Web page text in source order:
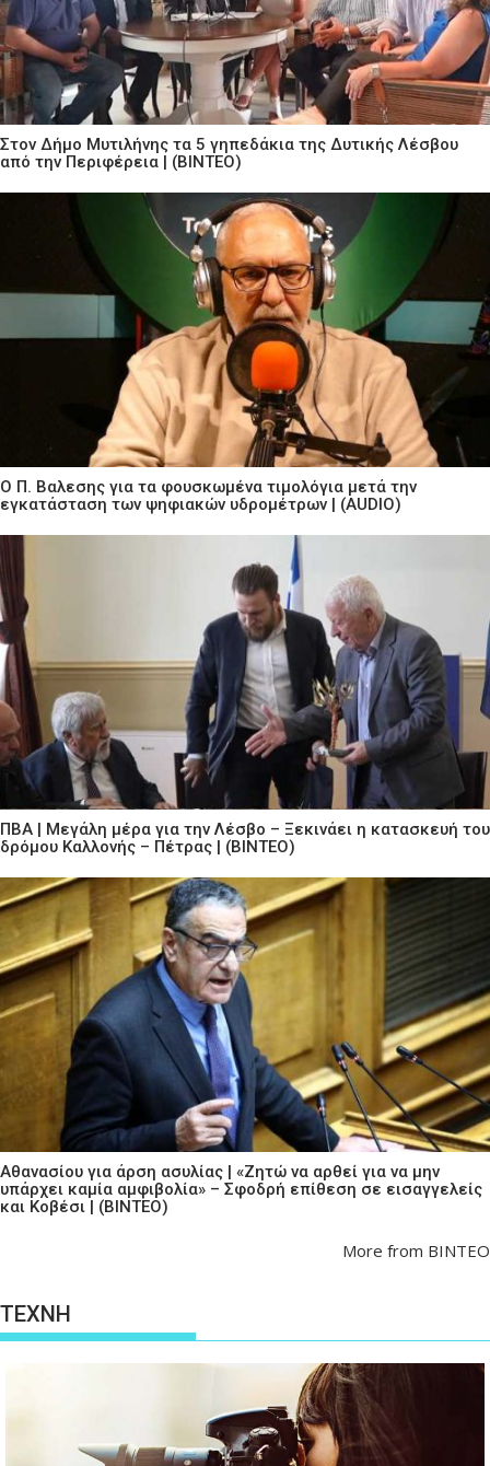
Στον Δήμο Μυτιλήνης τα 5 γηπεδάκια της Δυτικής Λέσβου
από την Περιφέρεια | (ΒΙΝΤΕΟ)
Ο Π. Βαλεσης για τα φουσκωμένα τιμολόγια μετά την
εγκατάσταση των ψηφιακών υδρομέτρων | (AUDIO)
ΠΒΑ | Μεγάλη μέρα για την Λέσβο – Ξεκινάει η κατασκευή του
δρόμου Καλλονής – Πέτρας | (ΒΙΝΤΕΟ)
Αθανασίου για άρση ασυλίας | «Ζητώ να αρθεί για να μην
υπάρχει καμία αμφιβολία» – Σφοδρή επίθεση σε εισαγγελείς
και Κοβέσι | (ΒΙΝΤΕΟ)
More from ΒΙΝΤΕΟ
ΤΕΧΝΗ